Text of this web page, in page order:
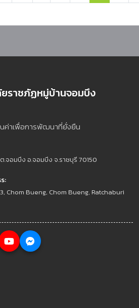
ราชภัฏหมู่บ้านจอมบึง
ค่าเพื่อการพัฒนาที่ยั่งยืน
.จอมบึง อ.จอมบึง จ.ราชบุรี 70150
Chom Bueng, Chom Bueng, Ratchaburi